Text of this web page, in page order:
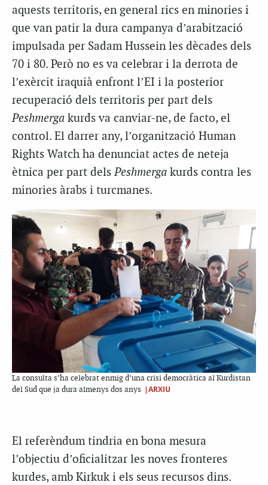
aquests territoris, en general rics en minories i
que van patir la dura campanya d’arabització
impulsada per Sadam Hussein les dècades dels
70 i 80. Però no es va celebrar i la derrota de
l’exèrcit iraquià enfront l’EI i la posterior
recuperació dels territoris per part dels
Peshmerga kurds va canviar-ne, de facto, el
control. El darrer any, l’organització Human
Rights Watch ha denunciat actes de neteja
ètnica per part delsPeshmerga kurds contra les
minories àrabs i turcmanes.
La consulta s’ha celebrat enmig d’una crisi democràtica al Kurdistan
del Sud que ja dura almenys dos anys |ARXIU
El referèndum tindria en bona mesura
l’objectiu d’oficialitzar les noves fronteres
kurdes, amb Kirkuk i els seus recursos dins.